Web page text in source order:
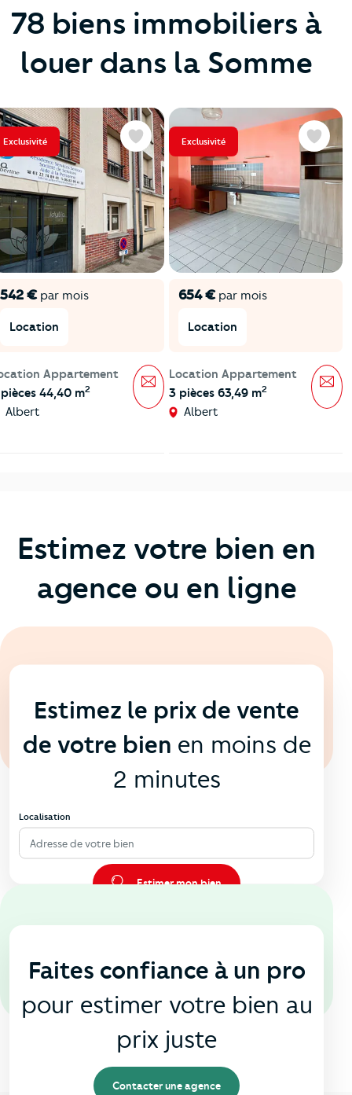
78 biens immobiliers à
louer dans la Somme
Exclusivité
542 €par mois
Location
Appartement
44,40 m2
Albert
Favoris
Message
Exclusivité
654 €par mois
Location
Location Appartement
3 pièces 63,49 m2
Albert
Favoris
Estimez votre bien en
agence ou en ligne
Estimez le prix de vente
de votre bien en moins de
2 minutes
Localisation
Adresse de votre bien
Estimer mon bien
En agence
Faites confiance à un pro
pour estimer votre bien au
prix juste
Contacter une agence